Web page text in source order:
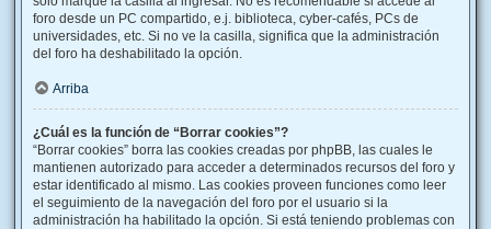
foro desde un PC compartido, e.j. biblioteca, cyber-cafés, PCs de
universidades, etc. Si no ve la casilla, significa que la administración
del foro ha deshabilitado la opción.
Arriba
¿Cuál es la función de “Borrar cookies”?
“Borrar cookies” borra las cookies creadas por phpBB, las cuales le
mantienen autorizado para acceder a determinados recursos del foro y
estar identificado al mismo. Las cookies proveen funciones como leer
el seguimiento de la navegación del foro por el usuario si la
administración ha habilitado la opción. Si está teniendo problemas con